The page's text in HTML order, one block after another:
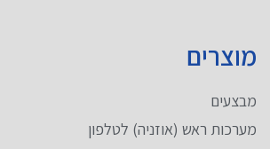
מוצרים
מבצעים
מערכות ראש (אוזניה) לטלפון